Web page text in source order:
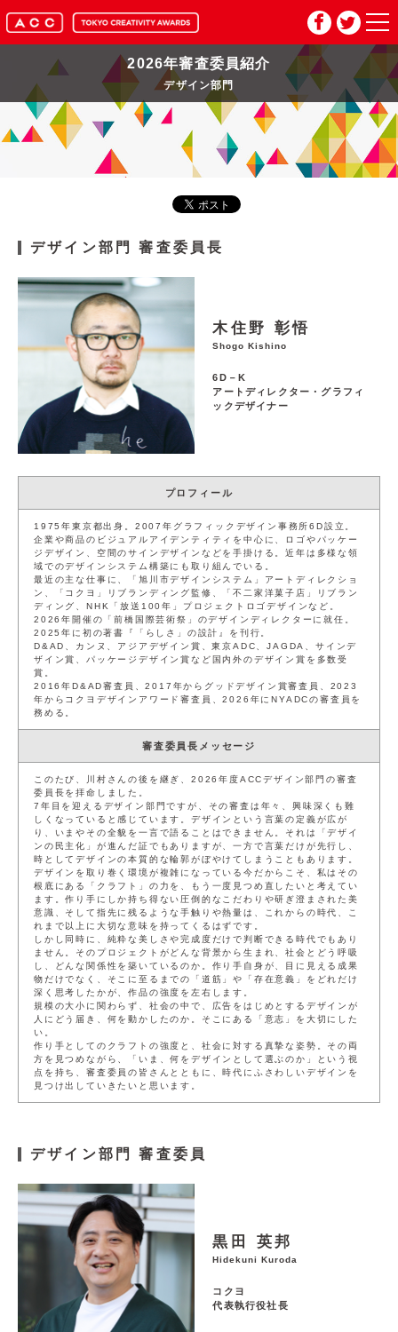
HOME
マイページ
2026年審査委員紹介
入賞作品
推奨環境
サイト利用規約
プライバシーポリシー セキュリティーポリシー
閉じる
2026年審査委員紹介
デザイン部門
デザイン部門審査委員長
木住野 彰悟
Shogo Kishino
6D－K
アートディレクター・グラフィ
ックデザイナー
プロフィール
1975年東京都出身。2007年グラフィックデザイン事務所6D設立。
企業や商品のビジュアルアイデンティティを中心に、ロゴやパッケー
ジデザイン、空間のサインデザインなどを手掛ける。近年は多様な領
域でのデザインシステム構築にも取り組んでいる。
最近の主な仕事に、「旭川市デザインシステム」アートディレクショ
ン、「コクヨ」リブランディング監修、「不二家洋菓子店」リブラン
ディング、NHK「放送100年」プロジェクトロゴデザインなど。
2026年開催の「前橋国際芸術祭」のデザインディレクターに就任。
2025年に初の著書『「らしさ」の設計』を刊行。
D&AD、カンヌ、アジアデザイン賞、東京ADC、JAGDA、サインデ
ザイン賞、パッケージデザイン賞など国内外のデザイン賞を多数受
賞。
2016年D&AD審査員、2017年からグッドデザイン賞審査員、2023
年からコクヨデザインアワード審査員、2026年にNYADCの審査員を
務める。
審査委員長メッセージ
このたび、川村さんの後を継ぎ、2026年度ACCデザイン部門の審査
委員長を拝命しました。
7年目を迎えるデザイン部門ですが、その審査は年々、興味深くも難
しくなっていると感じています。デザインという言葉の定義が広が
り、いまやその全貌を一言で語ることはできません。それは「デザイ
ンの民主化」が進んだ証でもありますが、一方で言葉だけが先行し、
時としてデザインの本質的な輪郭がぼやけてしまうこともあります。
デザインを取り巻く環境が複雑になっている今だからこそ、私はその
根底にある「クラフト」の力を、もう一度見つめ直したいと考えてい
ます。作り手にしか持ち得ない圧倒的なこだわりや研ぎ澄まされた美
意識、そして指先に残るような手触りや熱量は、これからの時代、こ
れまで以上に大切な意味を持ってくるはずです。
しかし同時に、純粋な美しさや完成度だけで判断できる時代でもあり
ません。そのプロジェクトがどんな背景から生まれ、社会とどう呼吸
し、どんな関係性を築いているのか。作り手自身が、目に見える成果
物だけでなく、そこに至るまでの「道筋」や「存在意義」をどれだけ
深く思考したかが、作品の強度を左右します。
規模の大小に関わらず、社会の中で、広告をはじめとするデザインが
人にどう届き、何を動かしたのか。そこにある「意志」を大切にした
い。
作り手としてのクラフトの強度と、社会に対する真摯な姿勢。その両
方を見つめながら、「いま、何をデザインとして選ぶのか」という視
点を持ち、審査委員の皆さんとともに、時代にふさわしいデザインを
見つけ出していきたいと思います。
デザイン部門 審査委員
黒田 英邦
Hidekuni Kuroda
コクヨ
代表執行役社長